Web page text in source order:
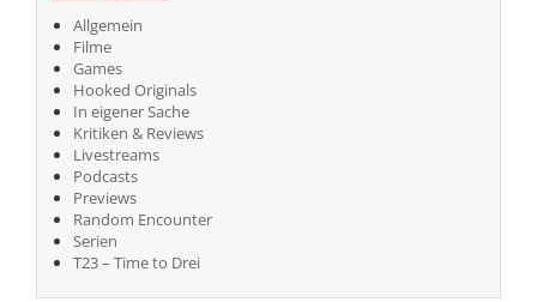
Allgemein
Filme
Games
Hooked Originals
In eigener Sache
Kritiken & Reviews
Livestreams
Podcasts
Previews
Random Encounter
Serien
T23 – Time to Drei